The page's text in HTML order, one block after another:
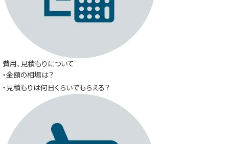
費用、見積もりについて
・金額の相場は？
・見積もりは何日くらいでもらえる？